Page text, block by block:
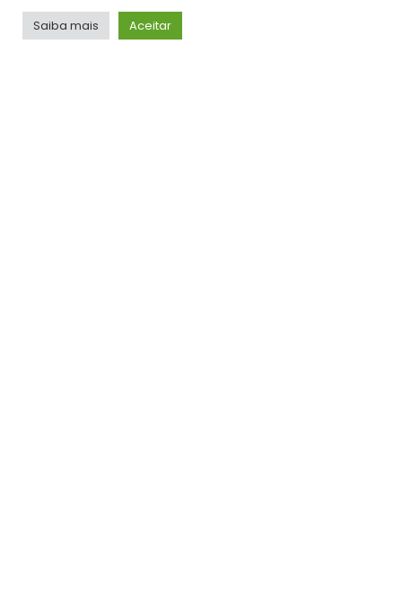
Cavex libera 2º lote de ingressos gratuitos para o
Sábado Aéreo 2026 em Taubaté
JORNALISMO
Saiba mais Aceitar